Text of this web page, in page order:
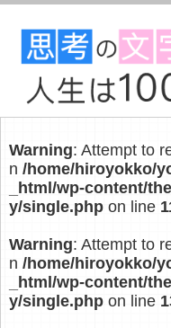
Warning: Attempt to
n /home/hiroyokko/
_html/wp-content/
y/single.phpon line
Warning: Attempt to
n /home/hiroyokko/
_html/wp-content/
y/single.phpon line